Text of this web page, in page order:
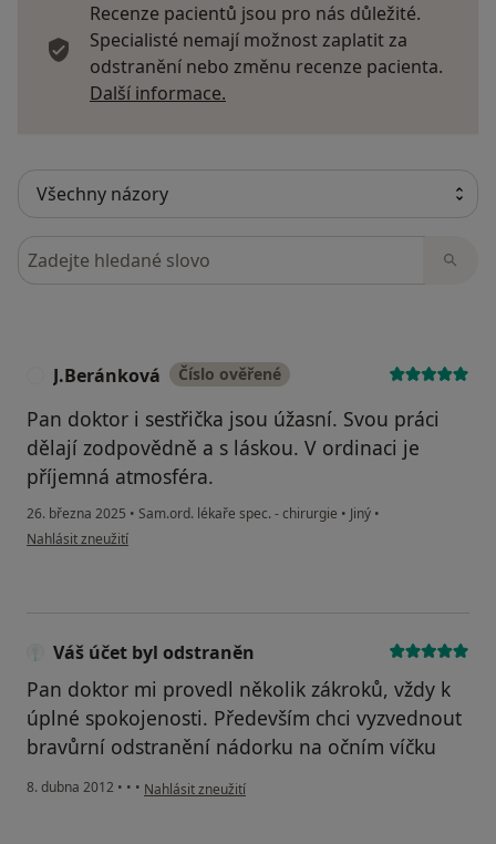
Recenze pacientů jsou pro nás důležité.
Specialisté nemají možnost zaplatit za
odstranění nebo změnu recenze pacienta.
Další informace.
Hledejte v názorech
J.Beránková Číslo ověřené
Pan doktor i sestřička jsou úžasní. Svou práci
dělají zodpovědně a s láskou. V ordinaci je
příjemná atmosféra.
26. března 2025 • Sam.ord. lékaře spec. - chirurgie • Jiný •
podle názoru uživatele J.Beránková
Nahlásit zneužití
Váš účet byl odstraněn
Pan doktor mi provedl několik zákroků, vždy k
úplné spokojenosti. Především chci vyzvednout
bravůrní odstranění nádorku na očním víčku
8. dubna 2012 • • • podle názoru uživatele Váš účet byl odstraněn
Nahlásit zneužití